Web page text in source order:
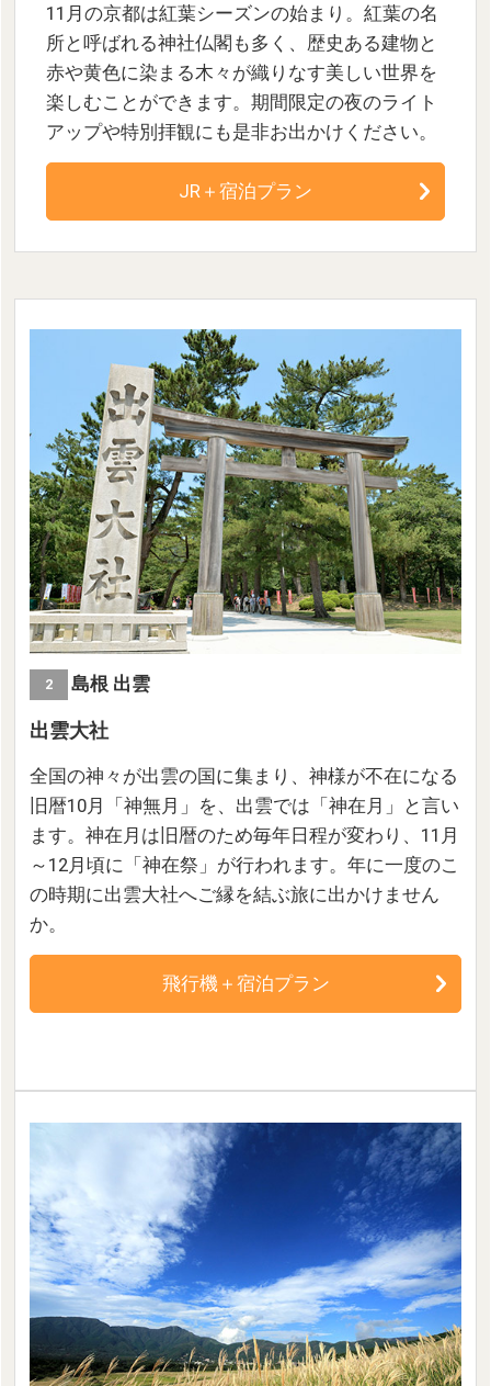
11月の京都は紅葉シーズンの始まり。紅葉の名
所と呼ばれる神社仏閣も多く、歴史ある建物と
赤や黄色に染まる木々が織りなす美しい世界を
楽しむことができます。期間限定の夜のライト
アップや特別拝観にも是非お出かけください。
JR＋宿泊プラン
2
島根 出雲
出雲大社
全国の神々が出雲の国に集まり、神様が不在になる
旧暦10月「神無月」を、出雲では「神在月」と言い
ます。神在月は旧暦のため毎年日程が変わり、11月
～12月頃に「神在祭」が行われます。年に一度のこ
の時期に出雲大社へご縁を結ぶ旅に出かけません
か。
飛行機＋宿泊プラン